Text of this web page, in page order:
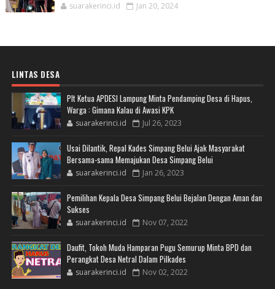
suarakerinci.id Jan 20, 2024
LINTAS DESA
Plt Ketua APDESI Lampung Minta Pendamping Desa di Hapus,
Warga : Gimana Kalau di Awasi KPK
suarakerinci.id Jul 26, 2023
Usai Dilantik, Repal Kades Simpang Belui Ajak Masyarakat
Bersama-sama Memajukan Desa Simpang Belui
suarakerinci.id Jan 26, 2023
Pemilihan Kepala Desa Simpang Belui Bejalan Dengan Aman dan
Sukses
suarakerinci.id Nov 07, 2022
Daufit, Tokoh Muda Hamparan Pugu Semurup Minta BPD dan
Perangkat Desa Netral Dalam Pilkades
suarakerinci.id Nov 02, 2022